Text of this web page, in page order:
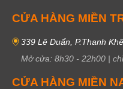
CỬA HÀNG MIỀN
339 Lê Duẩn, P.Thanh
Mở cửa: 8h30 - 22h00 |
CỬA HÀNG MIỀN